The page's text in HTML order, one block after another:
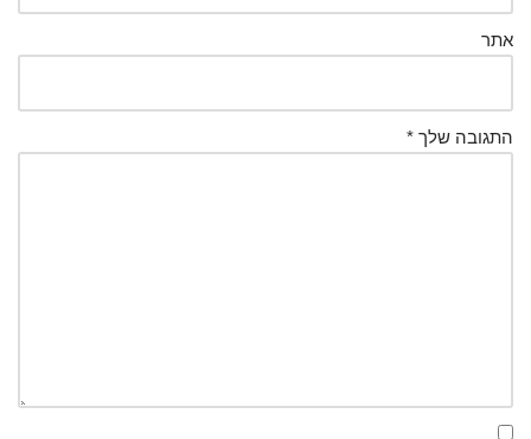
אתר
התגובה שלך *